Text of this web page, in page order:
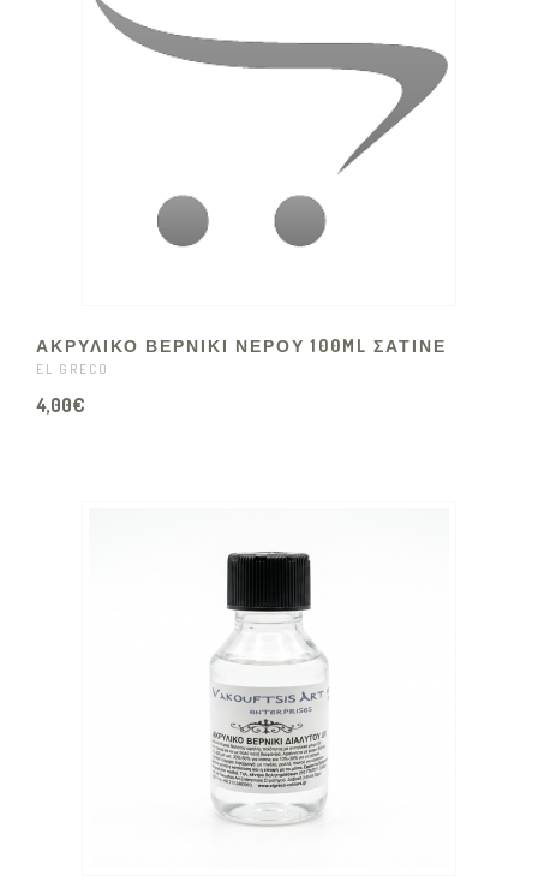
ΑΚΡΥΛΙΚΟ ΒΕΡΝΙΚΙ ΝΕΡΟΥ 100ML ΣΑΤΙΝΕ
EL GRECO
4,00€